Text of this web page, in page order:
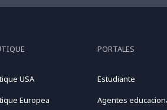
USA
Europea
PORTALES
Estudiante
Agentes